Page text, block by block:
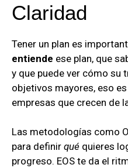
Claridad
Tener un plan es
entiende ese plan, que
y que puede ver cómo su
objetivos mayores, eso
empresas que crecen de
Las metodologías como
para definir qué quieres
progreso. EOS te da el